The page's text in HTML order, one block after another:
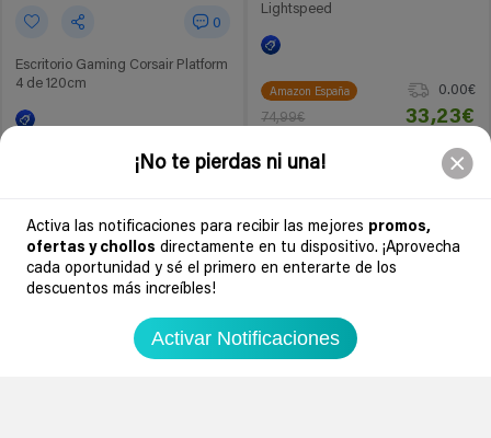
¡No te pierdas ni una!
Activa las notificaciones para recibir las mejores promos,
ofertas y chollos directamente en tu dispositivo. ¡Aprovecha
cada oportunidad y sé el primero en enterarte de los
descuentos más increíbles!
Activar Notificaciones
0
Escritorio Gaming Corsair Platform
4 de 120cm
0.00€
Ir al chollo
Lightspeed
Amazon España
0.00€
74,99€
33,23€
Ir al chollo